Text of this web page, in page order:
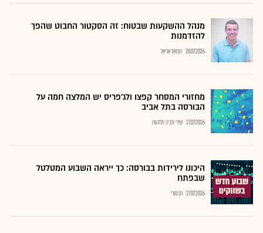
מנהל ההשקעות שבטוח: זה הסקטור החבוט שהפך
להזדמנות
28.07.2026 נתנאל אריאל
מחזורי המסחר קפצו ולג'פריס יש המלצה חמה על
הבורסה בתל אביב
27.07.2026 שירי חביב-ולדהורן
היכונו לירידות בבורסה: כך ייראה השבוע המטלטל
שבפתח
27.07.2026 רם מורי